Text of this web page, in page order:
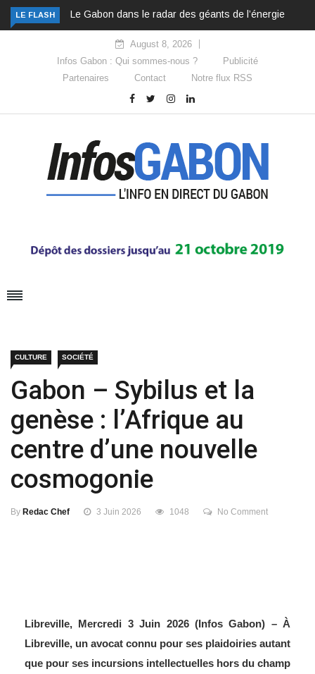
LE FLASH Le Gabon dans le radar des géants de l’énergie
August 8, 2026
Infos Gabon : Qui sommes-nous ?
Publicité
Partenaires
Contact Notre flux RSS
CULTURE SOCIÉTÉ
Gabon – Sybilus et la
genèse : l’Afrique au
centre d’une nouvelle
cosmogonie
By Redac Chef 3 Juin 2026 1048 No Comment
Libreville, Mercredi 3 Juin 2026 (Infos Gabon) – À
Libreville, un avocat connu pour ses plaidoiries autant
que pour ses incursions intellectuelles hors du champ